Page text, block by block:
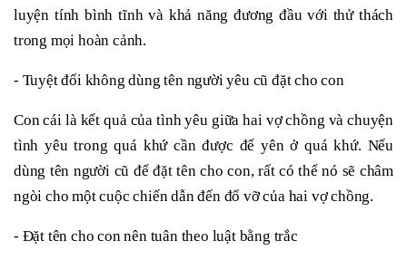
luyện tính bình tĩnh và khả năng đương đầu với thử thách
trong mọi hoàn cảnh.
- Tuyệt đối không dùng tên người yêu cũ đặt cho con
Con cái là kết quả của tình yêu giữa hai vợ chồng và chuyện
tình yêu trong quá khứ cần được để yên ở quá khứ. Nếu
dùng tên người cũ để đặt tên cho con, rất có thể nó sẽ châm
ngòi cho một cuộc chiến dẫn đến đổ vỡ của hai vợ chồng.
- Đặt tên cho con nên tuân theo luật bằng trắc